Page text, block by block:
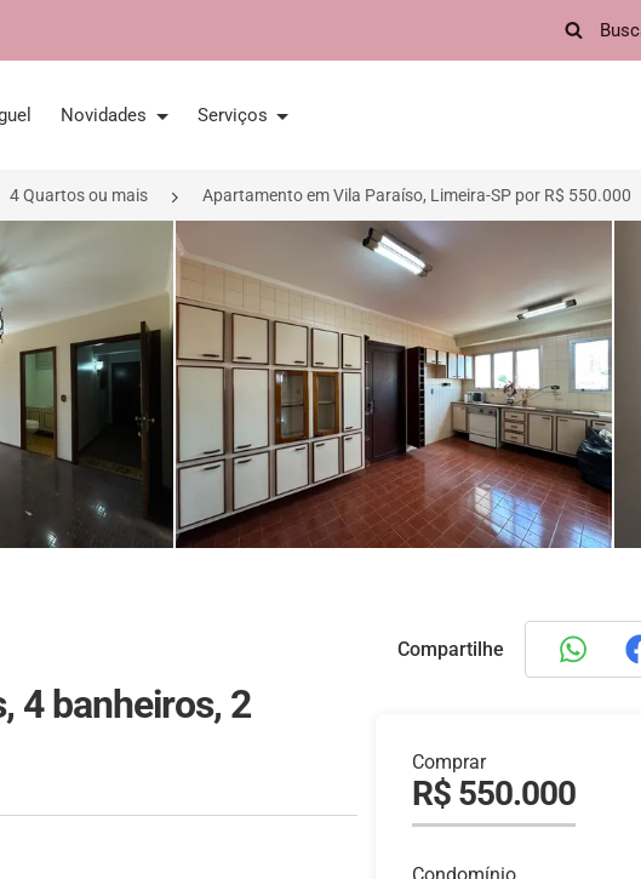
Novidades Serviços
4 Quartos ou mais Apartamento em Vila Paraíso, Limeira-SP por R$ 550.000
4 banheiros, 2
Compartilhe
Comprar
R$ 550.000